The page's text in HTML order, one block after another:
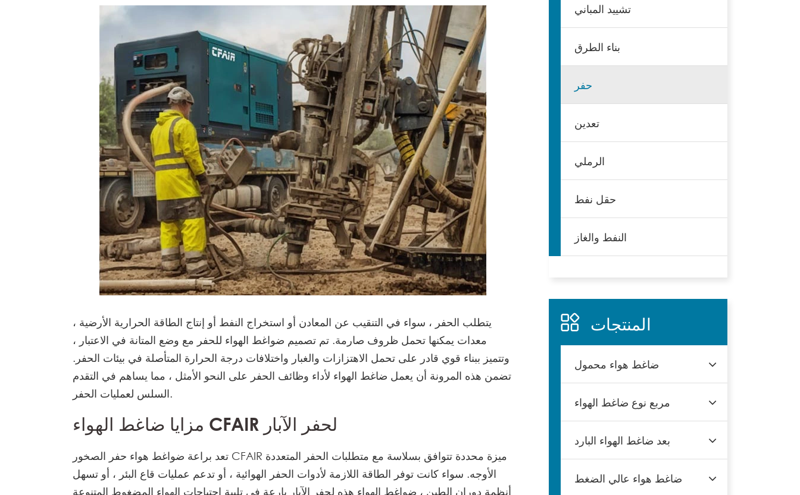
يتطلب الحفر ، سواء في التنقيب عن المعادن أو استخراج النفط أو إنتاج الطاقة الحرارية الأرضية ،
معدات يمكنها تحمل ظروف صارمة. تم تصميم ضواغط الهواء للحفر مع وضع المتانة في الاعتبار ،
وتتميز ببناء قوي قادر على تحمل الاهتزازات والغبار واختلافات درجة الحرارة المتأصلة في بيئات الحفر.
تضمن هذه المرونة أن يعمل ضاغط الهواء لأداء وظائف الحفر على النحو الأمثل ، مما يساهم في التقدم
السلس لعمليات الحفر.
مزايا ضاغط الهواء CFAIR لحفر الآبار
تعد براعة ضواغط هواء حفر الصخور CFAIR ميزة محددة تتوافق بسلاسة مع متطلبات الحفر المتعددة
الأوجه. سواء كانت توفر الطاقة اللازمة لأدوات الحفر الهوائية ، أو تدعم عمليات قاع البئر ، أو تسهل
أنظمة دوران الطين ، ضواغط الهواء هذه لحفر الآبار بارعة في تلبية احتياجات الهواء المضغوط المتنوعة
تشييد المباني
بناء الطرق
حفر
تعدين
الرملي
حقل نفط
النفط والغاز
المنتجات
ضاغط هواء محمول
مربع نوع ضاغط الهواء
بعد ضاغط الهواء البارد
ضاغط هواء عالي الضغط